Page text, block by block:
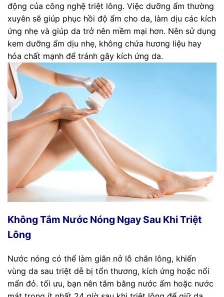
động của công nghệ triệt lông. Việc dưỡng ẩm thường
xuyên sẽ giúp phục hồi độ ẩm cho da, làm dịu các kích
ứng nhẹ và giúp da trở nên mềm mại hơn. Nên sử dụng
kem dưỡng ẩm dịu nhẹ, không chứa hương liệu hay
hóa chất mạnh để tránh gây kích ứng da.
Không Tắm Nước Nóng Ngay Sau Khi Triệt
Lông
Nước nóng có thể làm giãn nở lỗ chân lông, khiến
vùng da sau triệt dễ bị tổn thương, kích ứng hoặc nổi
mẩn đỏ. tối ưu, bạn nên tắm bằng nước ấm hoặc nước